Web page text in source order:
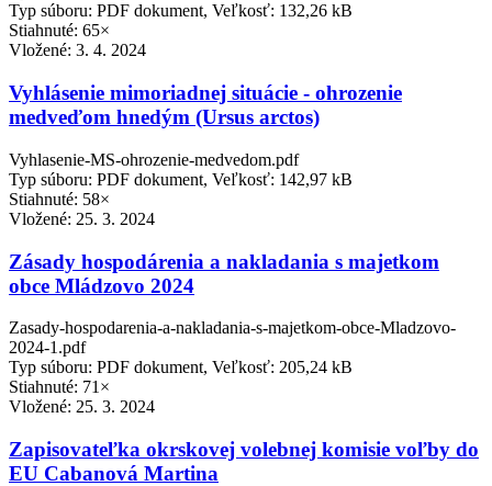
Typ súboru: PDF dokument, Veľkosť: 132,26 kB
Stiahnuté: 65×
Vložené: 3. 4. 2024
Vyhlásenie mimoriadnej situácie - ohrozenie
medveďom hnedým (Ursus arctos)
Vyhlasenie-MS-ohrozenie-medvedom.pdf
Typ súboru: PDF dokument, Veľkosť: 142,97 kB
Stiahnuté: 58×
Vložené: 25. 3. 2024
Zásady hospodárenia a nakladania s majetkom
obce Mládzovo 2024
Zasady-hospodarenia-a-nakladania-s-majetkom-obce-Mladzovo-
2024-1.pdf
Typ súboru: PDF dokument, Veľkosť: 205,24 kB
Stiahnuté: 71×
Vložené: 25. 3. 2024
Zapisovateľka okrskovej volebnej komisie voľby do
EU Cabanová Martina